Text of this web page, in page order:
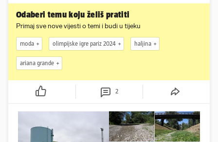
Odaberi temu koju želiš pratiti
Primaj sve nove vijesti o temi i budi u tijeku
moda olimpijske igre pariz 2024 haljina
ariana grande
2